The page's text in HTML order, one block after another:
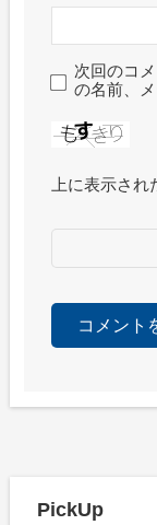
次回のコ
の名前、
上に表示され
PickUp